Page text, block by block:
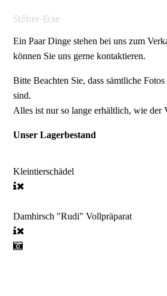
Stöber-Ecke
Ein Paar Dinge stehen bei uns zum
können Sie uns gerne kontaktieren.
Bitte Beachten Sie, dass sämtliche
sind.
Alles ist nur so lange erhältlich, wie der
Unser Lagerbestand
Kleintierschädel
Damhirsch "Rudi" Vollpräparat